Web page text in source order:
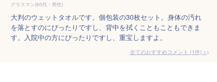
グラスマン(60代・男性)
大判のウェットタオルです。個包装の30枚セット。身体の汚れ
を落とすのにぴったりですし、背中を拭くこともこともできま
す。入院中の方にぴったりですし、重宝しますよ。
全てのおすすめコメント (1件) >